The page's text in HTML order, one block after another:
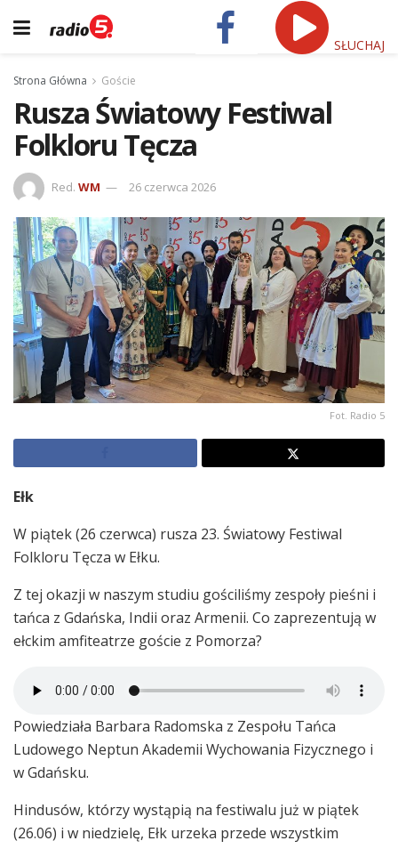
SŁUCHAJ
Strona Główna Goście
Rusza Światowy Festiwal
Folkloru Tęcza
Red. WM 26 czerwca 2026
Fot. Radio 5
Ełk
W piątek (26 czerwca) rusza 23. Światowy Festiwal
Folkloru Tęcza w Ełku.
Z tej okazji w naszym studiu gościliśmy zespoły pieśni i
tańca z Gdańska, Indii oraz Armenii. Co zaprezentują w
ełckim amfiteatrze goście z Pomorza?
Powiedziała Barbara Radomska z Zespołu Tańca
Ludowego Neptun Akademii Wychowania Fizycznego i
w Gdańsku.
Hindusów, którzy wystąpią na festiwalu już w piątek
(26.06) i w niedzielę, Ełk urzeka przede wszystkim